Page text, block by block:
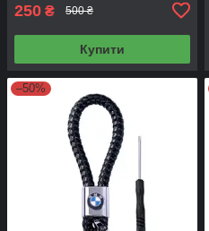
250 ₴ 500 ₴
Купити
–50%